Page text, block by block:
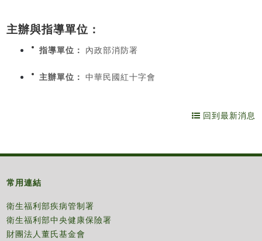
主辦與指導單位：
指導單位： 內政部消防署
主辦單位： 中華民國紅十字會
回到最新消息
常用連結
衛生福利部疾病管制署
衛生福利部中央健康保險署
財團法人董氏基金會